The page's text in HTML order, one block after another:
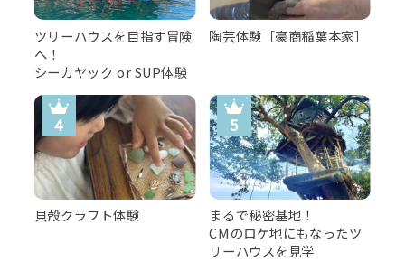
ツリーハウスを目指す冒険
へ！
シーカヤック or SUP体験
陶芸体験［豪商稲葉本家］
貝殻クラフト体験
まるで秘密基地！
CMのロケ地にもなったツ
リーハウスを見学